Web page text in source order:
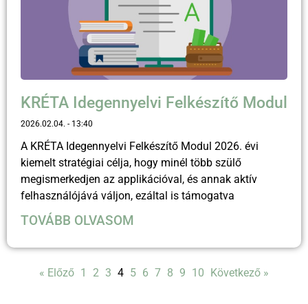
KRÉTA Idegennyelvi Felkészítő Modul
2026.02.04. 13:40
A KRÉTA Idegennyelvi Felkészítő Modul 2026. évi
kiemelt stratégiai célja, hogy minél több szülő
megismerkedjen az applikációval, és annak aktív
felhasználójává váljon, ezáltal is támogatva
TOVÁBB OLVASOM
« Előző 1 2 3 4 5 6 7 8 9 10 Következő »